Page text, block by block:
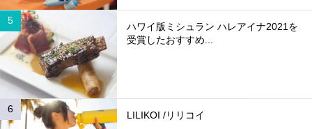
ハワイ版ミシュラン ハレアイナ2021を
受賞したおすすめ...
LILIKOI /リリコイ